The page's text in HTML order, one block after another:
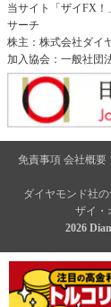
当サイト「ザイFX
サーチ
株主：株式会社ダイ
加入協会：一般社団
免責事項 会社概要
ダイヤモンド社の
ザイ・
2026